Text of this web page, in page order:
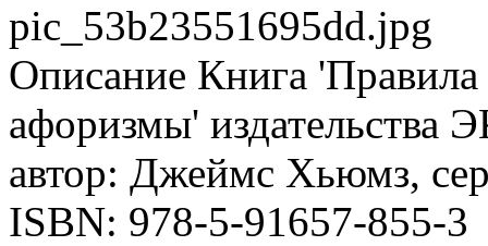
pic_53b23551695dd.jpg
Описание Книга
афоризмы'
автор: Джеймс Хьюмз,
ISBN: 978-5-91657-855-3